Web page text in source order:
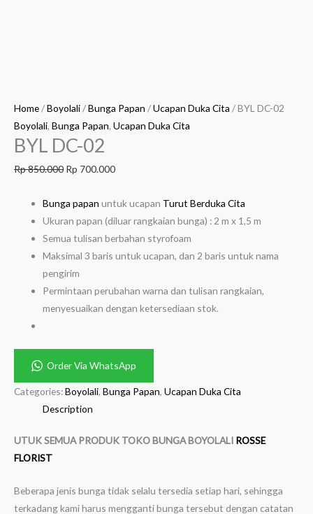
Home/Boyolali/Bunga Papan /Ucapan Duka Cita / BYL DC-02
Boyolali, Bunga Papan, Ucapan Duka Cita
BYL DC-02
Rp850.000 Rp 700.000
Bunga papan untuk ucapan Turut Berduka Cita
Ukuran papan (diluar rangkaian bunga) : 2 m x 1,5 m
Semua tulisan berbahan styrofoam
Maksimal 3 baris untuk ucapan, dan 2 baris untuk nama
pengirim
Permintaan perubahan warna dan tulisan rangkaian,
menyesuaikan dengan ketersediaan stok.
Order Via WhatsApp
Categories:Boyolali, Bunga Papan, Ucapan Duka Cita
Description
UTUK SEMUA PRODUK TOKO BUNGA BOYOLALI ROSSE
FLORIST
Beberapa jenis bunga tidak selalu tersedia setiap hari, sehingga
terkadang kami harus mengganti bunga tersebut dengan catatan